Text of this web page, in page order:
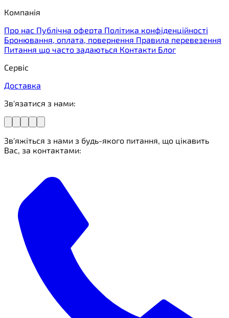
Компанія
Про нас Публічна оферта Політика конфіденційності
Бронювання, оплата, повернення Правила перевезення
Питання що часто задаються Контакти Блог
Сервіс
Доставка
Зв'язатися з нами:
Зв'яжіться з нами з будь-якого питання, що цікавить
Вас, за контактами: